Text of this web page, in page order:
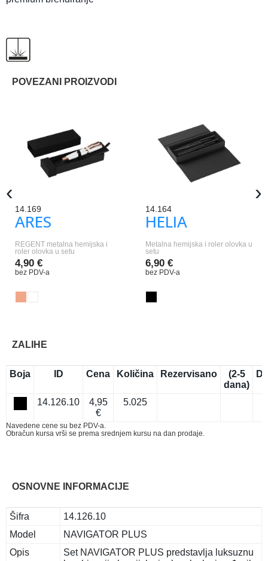
POVEZANI PROIZVODI
14.169
ARES
REGENT metalna hemijska i
roler olovka u setu
4,90 €
bez PDV-a
14.164
HELIA
Metalna hemijska i roler olovka u
setu
6,90 €
bez PDV-a
‹ ›
ZALIHE
Boja ID Cena Količina Rezervisano
(2-5
dana)
14.126.10
4,95
€
5.025
Navedene cene su bez PDV-a.
Obračun kursa vrši se prema srednjem kursu na dan prodaje.
OSNOVNE INFORMACIJE
Šifra
14.126.10
Model
NAVIGATOR PLUS
Opis
Set NAVIGATOR PLUS predstavlja luksuznu